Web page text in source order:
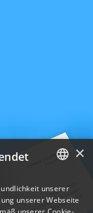
ENGLISH
FRENCH
×
unserer
unserer Webseite